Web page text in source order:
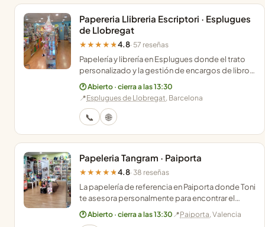
Papereria Llibreria Escriptori · Esplugues
de Llobregat
★★★★★ 4.8· 57 reseñas
Papelería y librería en Esplugues donde el trato
personalizado y la gestión de encargos de libros
hacen que sea el lugar ideal para tus compras.
🕐 Abierto · cierra a las 13:30
📍Esplugues de Llobregat, Barcelona
📞 🌐
Papeleria Tangram · Paiporta
★★★★★ 4.8· 38 reseñas
La papelería de referencia en Paiporta donde Toni
te asesora personalmente para encontrar el
regalo ideal o ese juego de mesa que no
localizas.
🕐 Abierto · cierra a las 13:30 📍Paiporta, Valencia